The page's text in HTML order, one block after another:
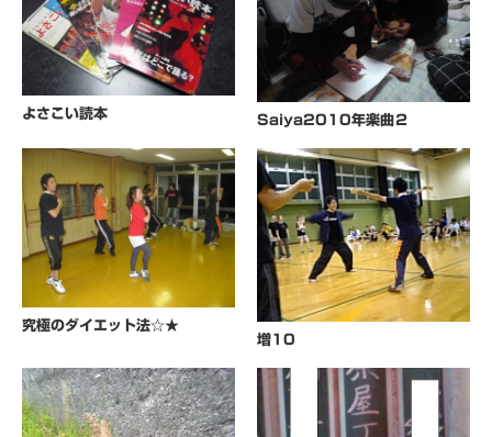
よさこい読本 Saiya2010年楽曲２
究極のダイエット法☆★
増10